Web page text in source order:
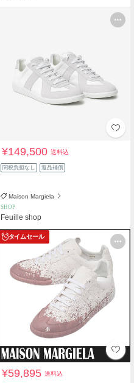
¥149,500送料込
関税負担なし 返品補償
Maison Margiela
SHOP
Feuille shop
タイムセール
¥59,895送料込